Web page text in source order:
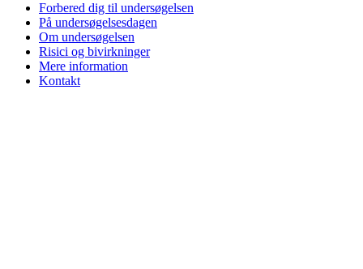
Forbered dig til undersøgelsen
På undersøgelsesdagen
Om undersøgelsen
Risici og bivirkninger
Mere information
Kontakt